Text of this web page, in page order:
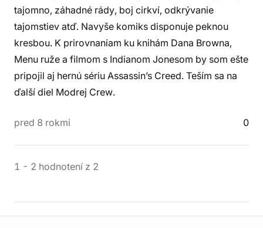
tajomno, záhadné rády, boj cirkví, odkrývanie
tajomstiev atď. Navyše komiks disponuje peknou
kresbou. K prirovnaniam ku knihám Dana Browna,
Menu ruže a filmom s Indianom Jonesom by som ešte
pripojil aj hernú sériu Assassin’s Creed. Teším sa na
ďalší diel Modrej Crew.
pred 8 rokmi 0
1 - 2 hodnotení z 2